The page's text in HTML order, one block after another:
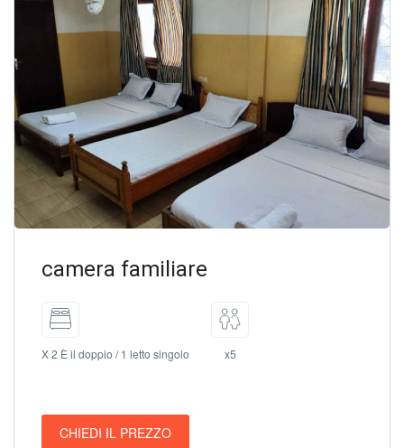
camera familiare
X 2 È il doppio / 1 letto singolo x5
CHIEDI IL PREZZO